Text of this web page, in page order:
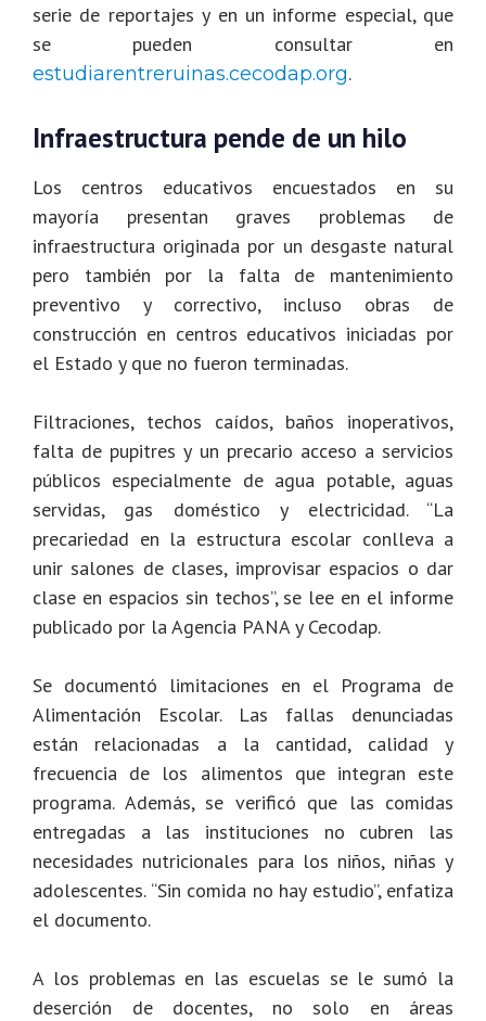
serie de reportajes y en un informe especial, que
se pueden consultar en
estudiarentreruinas.cecodap.org.
Infraestructura pende de un hilo
Los centros educativos encuestados en su
mayoría presentan graves problemas de
infraestructura originada por un desgaste natural
pero también por la falta de mantenimiento
preventivo y correctivo, incluso obras de
construcción en centros educativos iniciadas por
el Estado y que no fueron terminadas.
Filtraciones, techos caídos, baños inoperativos,
falta de pupitres y un precario acceso a servicios
públicos especialmente de agua potable, aguas
servidas, gas doméstico y electricidad. “La
precariedad en la estructura escolar conlleva a
unir salones de clases, improvisar espacios o dar
clase en espacios sin techos”, se lee en el informe
publicado por la Agencia PANA y Cecodap.
Se documentó limitaciones en el Programa de
Alimentación Escolar. Las fallas denunciadas
están relacionadas a la cantidad, calidad y
frecuencia de los alimentos que integran este
programa. Además, se verificó que las comidas
entregadas a las instituciones no cubren las
necesidades nutricionales para los niños, niñas y
adolescentes. “Sin comida no hay estudio”, enfatiza
el documento.
A los problemas en las escuelas se le sumó la
deserción de docentes, no solo en áreas